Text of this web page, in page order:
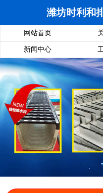
潍坊时利和
网站首页
新闻中心